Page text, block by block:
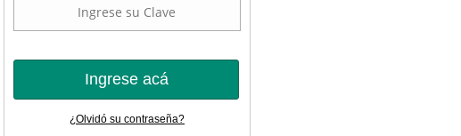
Ingrese acá
¿Olvidó su contraseña?